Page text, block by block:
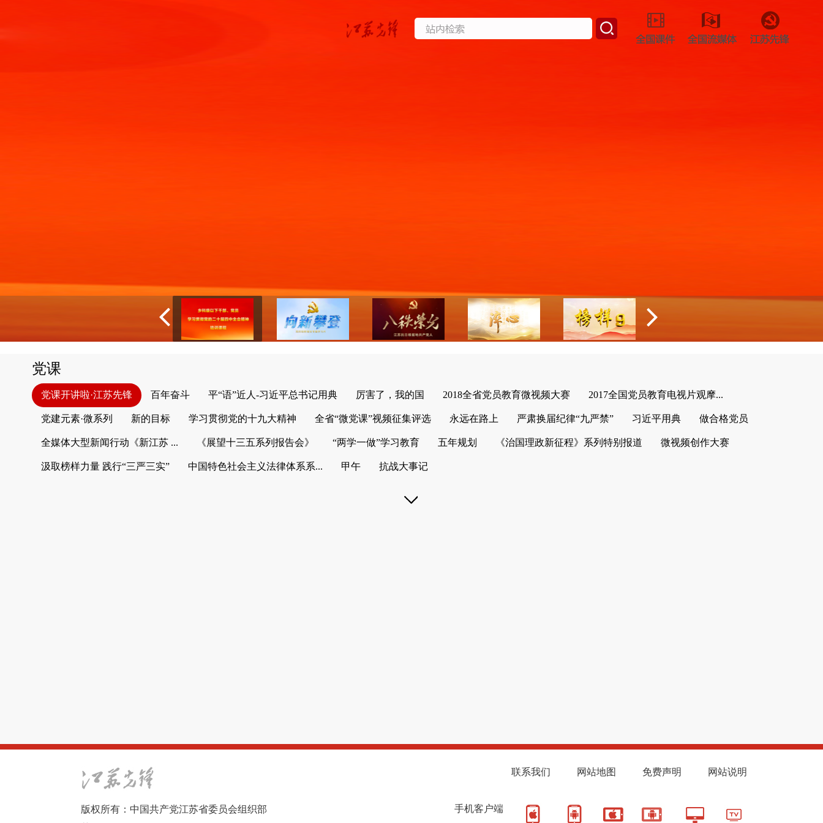
党课
党课开讲啦·江苏先锋 百年奋斗 平“语”近人-习近平总书记用典 厉害了，我的国 2018全省党员教育微视频大赛 2017全国党员教育电视片观摩...
党建元素·微系列 新的目标 学习贯彻党的十九大精神 全省“微党课”视频征集评选 永远在路上 严肃换届纪律“九严禁” 习近平用典 做合格党员
全媒体大型新闻行动《新江苏 ... 《展望十三五系列报告会》 “两学一做”学习教育 五年规划 《治国理政新征程》系列特别报道 微视频创作大赛
汲取榜样力量 践行“三严三实” 中国特色社会主义法律体系系... 甲午 抗战大事记
版权所有：中国共产党江苏省委员会组织部
联系我们 网站地图 免费声明 网站说明
手机客户端